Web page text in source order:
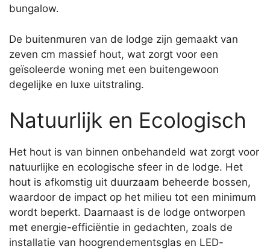
bungalow.
De buitenmuren van de lodge zijn gemaakt van
zeven cm massief hout, wat zorgt voor een
geïsoleerde woning met een buitengewoon
degelijke en luxe uitstraling.
Natuurlijk en Ecologisch
Het hout is van binnen onbehandeld wat zorgt voor
natuurlijke en ecologische sfeer in de lodge. Het
hout is afkomstig uit duurzaam beheerde bossen,
waardoor de impact op het milieu tot een minimum
wordt beperkt. Daarnaast is de lodge ontworpen
met energie-efficiëntie in gedachten, zoals de
installatie van hoogrendementsglas en LED-